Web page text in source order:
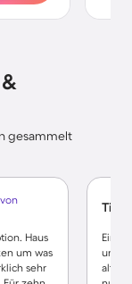
gesammelt
Haus
um was
sehr
Tim
Ein
und